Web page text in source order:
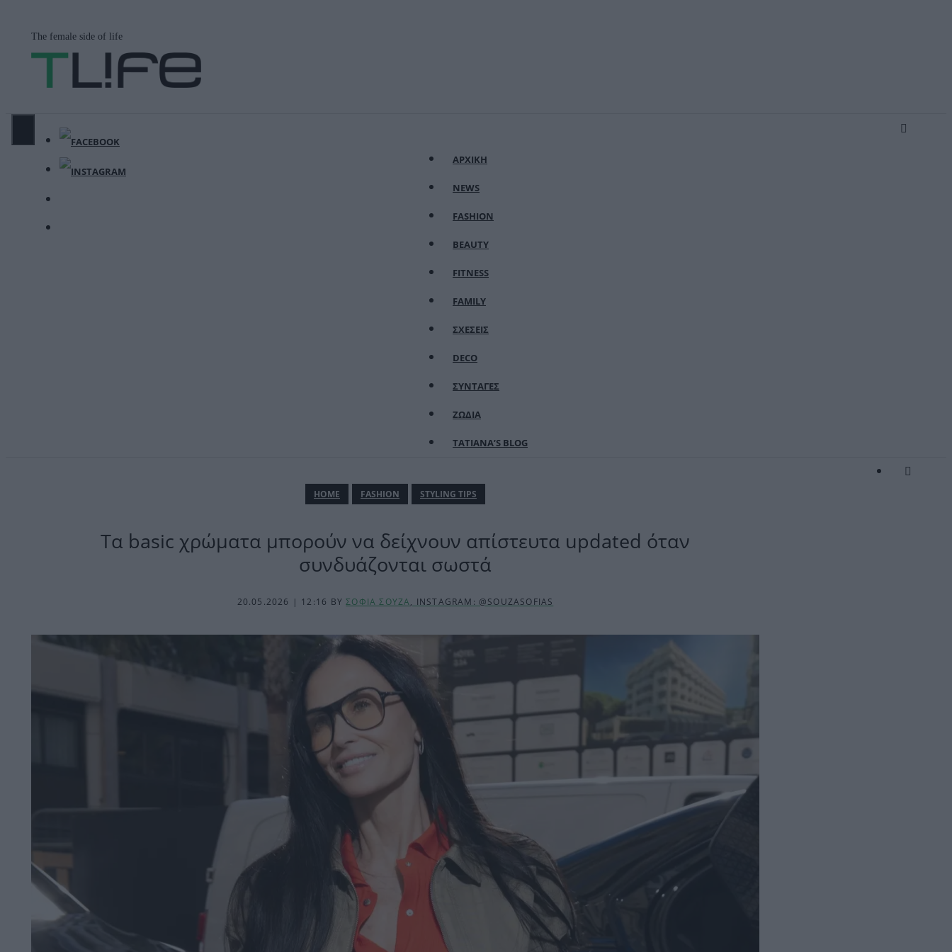
περιεχόμενο
The female side of life
ΑΡΧΙΚΗ
NEWS
FASHION
BEAUTY
FITNESS
FAMILY
ΣΧΕΣΕΙΣ
DECO
ΣΥΝΤΑΓΕΣ
ΖΩΔΙΑ
TATIANA’S BLOG
ΗΟΜΕ FASHION STYLING TIPS
Τα basic χρώματα μπορούν να δείχνουν απίστευτα updated όταν
συνδυάζονται σωστά
20.05.2026 | 12:16 BYΣΟΦΙΑ ΣΟΥΖΑ, INSTAGRAM: @SOUZASOFIAS